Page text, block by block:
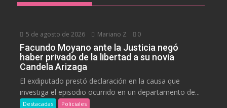
5 de agosto de 2026 Mariano Z 0
Facundo Moyano ante la Justicia negó
haber privado de la libertad a su novia
Candela Arizaga
El exdiputado prestó declaración en la causa que
investiga el episodio ocurrido en un departamento de...
Destacadas Policiales